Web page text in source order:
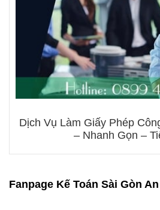
Dịch Vụ Làm Giấy Phép
– Nhanh Gọn –
Fanpage Kế Toán Sài Gòn